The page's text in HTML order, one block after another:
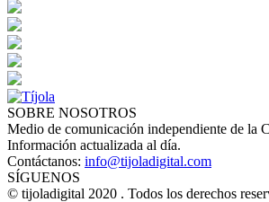
SOBRE NOSOTROS
Medio de comunicación independiente de la
Información actualizada al día.
Contáctanos: info@tijoladigital.com
SÍGUENOS
© tijoladigital 2020 . Todos los derechos